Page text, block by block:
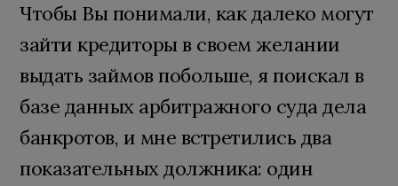
Чтобы Вы понимали, как далеко могут
зайти кредиторы в своем желании
выдать займов побольше, я поискал в
базе данных арбитражного суда дела
банкротов, и мне встретились два
показательных должника: один